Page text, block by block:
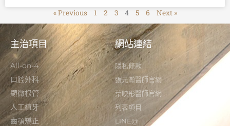
« Previous 1 2 3 4 5 6 Next »
主治項目
All-on-4
口腔外科
顯微根管
人工植牙
齒顎矯正
網站連結
隱私條款
張元瀚醫師官網
葉映彤醫師官網
列表項目
LINE@